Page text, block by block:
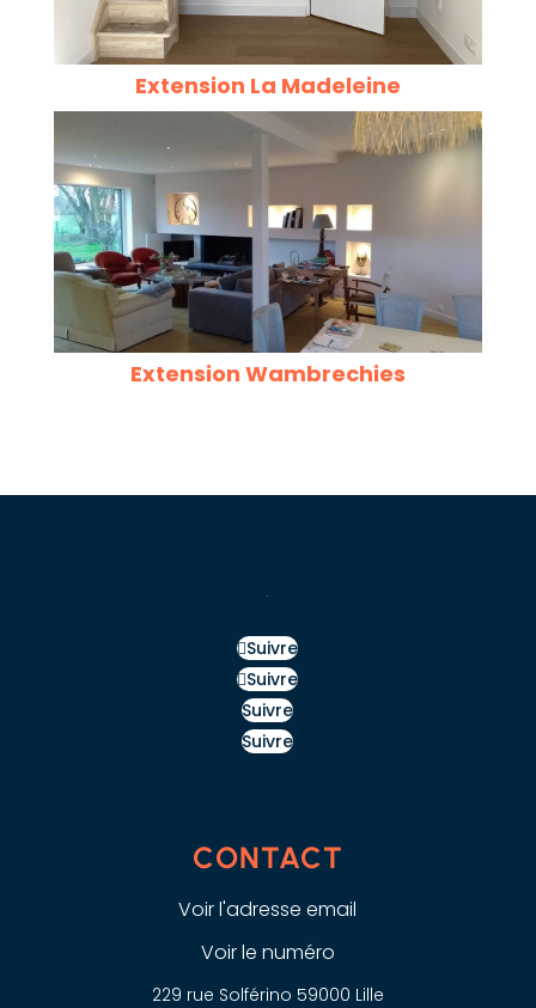
Extension La Madeleine
Extension Wambrechies
Suivre
Suivre
Suivre
Suivre
CONTACT
Voir l'adresse email
Voir le numéro
229 rue Solférino 59000 Lille